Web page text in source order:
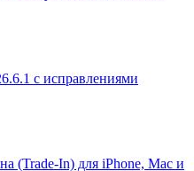
с исправлениями
(Trade-In) для iPhone, Mac и